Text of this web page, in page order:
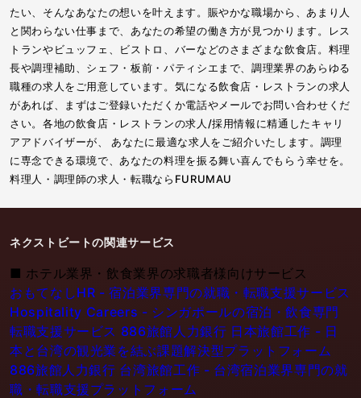
たい、そんなあなたの想いを叶えます。賑やかな職場から、あまり人
と関わらない仕事まで、あなたの希望の働き方が見つかります。レス
トランやビュッフェ、ビストロ、バーなどのさまざまな飲食店。料理
長や調理補助、シェフ・板前・パティシエまで、調理業界のあらゆる
職種の求人をご用意しています。気になる飲食店・レストランの求人
があれば、まずはご登録いただくか電話やメールでお問い合わせくだ
さい。各地の飲食店・レストランの求人/採用情報に精通したキャリ
アアドバイザーが、 あなたに最適な求人をご紹介いたします。調理
に専念できる環境で、あなたの料理を振る舞い喜んでもらう幸せを。
料理人・調理師の求人・転職ならFURUMAU
ネクストビートの関連サービス
■ ホテル業界・飲食業界の求職者様向けサービス
おもてなしHR - 宿泊業界専門の就職・転職支援サービス
Hospitality Careers - シンガポールの宿泊・飲食専門
転職支援サービス 886旅館人力銀行 日本旅館工作 - 日
本と台湾の観光業を結ぶ課題解決型プラットフォーム
886旅館人力銀行 台湾旅館工作 - 台湾宿泊業界専門の就
職・転職支援プラットフォーム